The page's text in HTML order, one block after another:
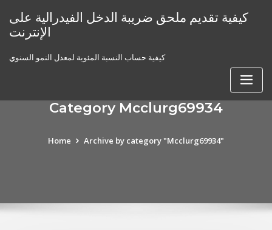
content
كيفية تقديم ملحق ضريبة الدخل الفيدرالية على
الإنترنت
كيفية حساب النسبة المئوية لمعدل النمو السنوي
Category Mcclurg69934
Home Archive by category "Mcclurg69934"